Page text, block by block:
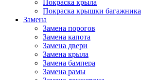
Покраска крыла
Покраска крышки багажника
Замена
Замена порогов
Замена капота
Замена двери
Замена крыла
Замена бампера
Замена рамы